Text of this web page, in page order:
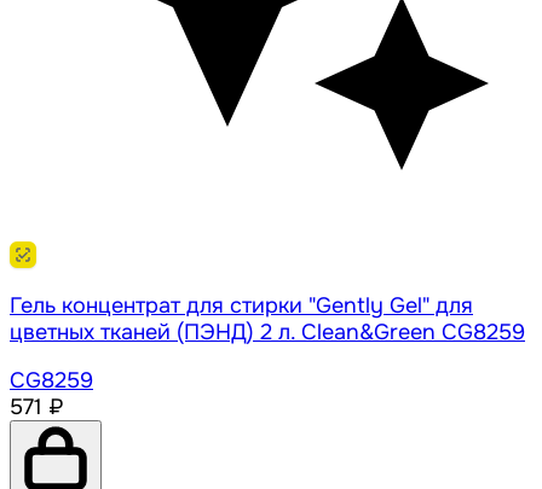
Гель концентрат для стирки "Gently Gel" для
цветных тканей (ПЭНД) 2 л. Clean&Green CG8259
CG8259
571 ₽